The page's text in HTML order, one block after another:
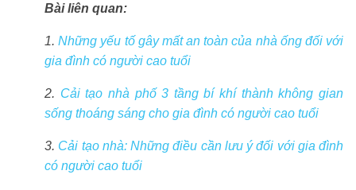
Bài liên quan:
1.Những yếu tố gây mất an toàn của nhà ống đối với
gia đình có người cao tuổi
2. Cải tạo nhà phố 3 tầng bí khí thành không gian
sống thoáng sáng cho gia đình có người cao tuổi
3. Cải tạo nhà: Những điều cần lưu ý đối với gia đình
có người cao tuổi